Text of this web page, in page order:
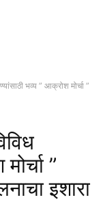
भव्य ” आक्रोश मोर्चा ”
”
इशारा